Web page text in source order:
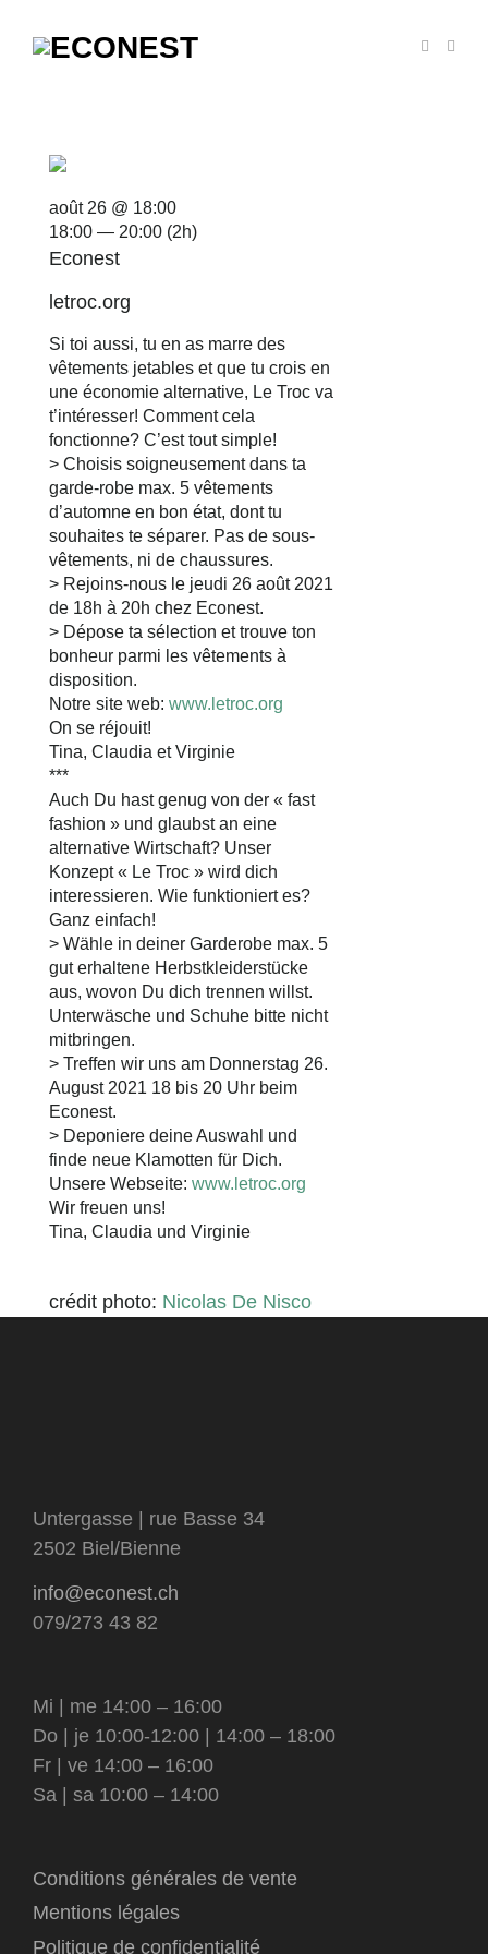
Si toi aussi, tu en as marre des
vêtements jetables et que tu crois en
une économie alternative, Le Troc va
t’intéresser! Comment cela
fonctionne? C’est tout simple!
> Choisis soigneusement dans ta
garde-robe max. 5 vêtements
d’automne en bon état, dont tu
souhaites te séparer. Pas de sous-
vêtements, ni de chaussures.
> Rejoins-nous le jeudi 26 août 2021
de 18h à 20h chez Econest.
> Dépose ta sélection et trouve ton
bonheur parmi les vêtements à
disposition.
Notre site web: www.letroc.org
On se réjouit!
Tina, Claudia et Virginie
***
Auch Du hast genug von der « fast
fashion » und glaubst an eine
alternative Wirtschaft? Unser
Konzept « Le Troc » wird dich
interessieren. Wie funktioniert es?
Ganz einfach!
> Wähle in deiner Garderobe max. 5
gut erhaltene Herbstkleiderstücke
aus, wovon Du dich trennen willst.
Unterwäsche und Schuhe bitte nicht
mitbringen.
> Treffen wir uns am Donnerstag 26.
August 2021 18 bis 20 Uhr beim
Econest.
> Deponiere deine Auswahl und
finde neue Klamotten für Dich.
Unsere Webseite: www.letroc.org
Wir freuen uns!
Tina, Claudia und Virginie
crédit photo: Nicolas De Nisco
août 26 @ 18:00
18:00 — 20:00 (2h)
Econest
letroc.org
Untergasse | rue Basse 34
2502 Biel/Bienne
info@econest.ch
079/273 43 82
Mi | me 14:00 – 16:00
Do | je 10:00-12:00 | 14:00 – 18:00
Fr | ve 14:00 – 16:00
Sa | sa 10:00 – 14:00
Conditions générales de vente
Mentions légales
Politique de confidentialité